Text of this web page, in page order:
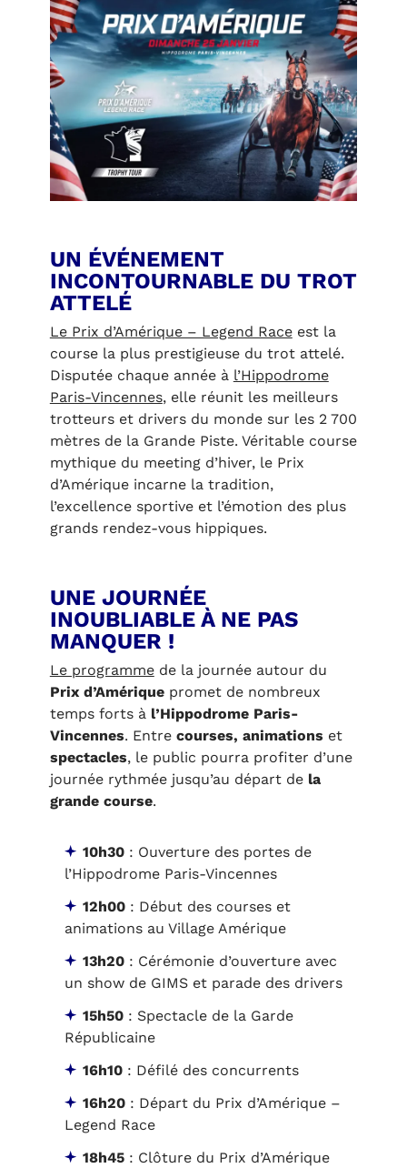
UN ÉVÉNEMENT
INCONTOURNABLE DU TROT
ATTELÉ
Le Prix d’Amérique – Legend Raceest la
course la plus prestigieuse du trot attelé.
Disputée chaque année à l’Hippodrome
Paris-Vincennes, elle réunit les meilleurs
trotteurs et drivers du monde sur les 2 700
mètres de la Grande Piste. Véritable course
mythique du meeting d’hiver, le Prix
d’Amérique incarne la tradition,
l’excellence sportive et l’émotion des plus
grands rendez-vous hippiques.
UNE JOURNÉE
INOUBLIABLE À NE PAS
MANQUER !
Le programmede la journée autour du
Prix d’Amériquepromet de nombreux
temps forts à l’Hippodrome Paris-
Vincennes. Entre courses, animations et
spectacles, le public pourra profiter d’une
journée rythmée jusqu’au départ de la
grande course.
10h30: Ouverture des portes de
l’Hippodrome Paris-Vincennes
12h00: Début des courses et
animations au Village Amérique
13h20: Cérémonie d’ouverture avec
un show de GIMS et parade des drivers
15h50: Spectacle de la Garde
Républicaine
16h10: Défilé des concurrents
16h20: Départ du Prix d’Amérique –
Legend Race
18h45: Clôture du Prix d’Amérique